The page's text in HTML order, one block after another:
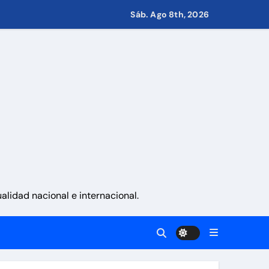
Sáb. Ago 8th, 2026
nacional e internacional.